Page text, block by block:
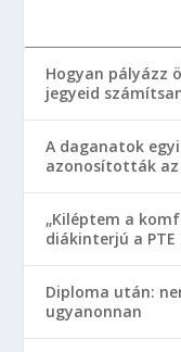
Hogyan pályázz
jegyeid
A daganatok
azonosították az
„Kiléptem a
diákinterjú a
Diploma után:
ugyanonnan